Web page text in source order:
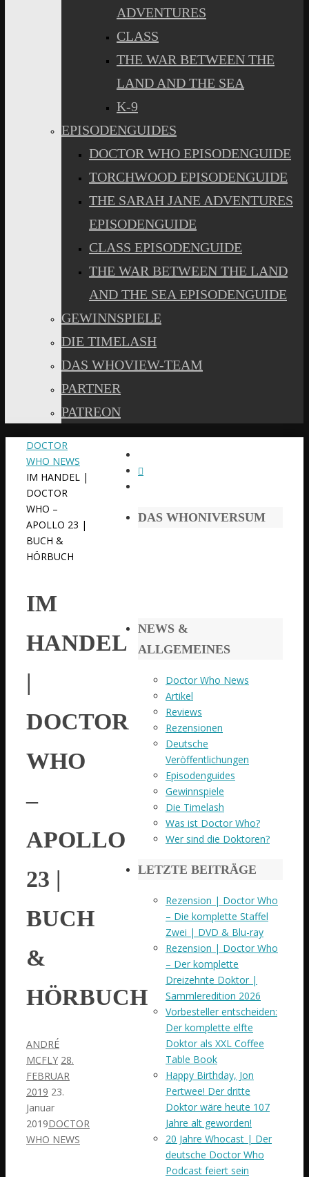
ADVENTURES
CLASS
THE WAR BETWEEN THE
LAND AND THE SEA
K-9
EPISODENGUIDES
DOCTOR WHO EPISODENGUIDE
TORCHWOOD EPISODENGUIDE
THE SARAH JANE ADVENTURES
EPISODENGUIDE
CLASS EPISODENGUIDE
THE WAR BETWEEN THE LAND
AND THE SEA EPISODENGUIDE
GEWINNSPIELE
DIE TIMELASH
DAS WHOVIEW-TEAM
PARTNER
PATREON
START
DOCTOR
WHO NEWS
IM HANDEL |
DOCTOR
WHO –
APOLLO 23 |
BUCH &
HÖRBUCH
IM
HANDEL
|
DOCTOR
WHO
–
APOLLO
23 |
BUCH
&
HÖRBUCH
ANDRÉ
MCFLY 28.
FEBRUAR
2019 23.
Januar
2019DOCTOR
WHO NEWS
DAS WHONIVERSUM
NEWS &
ALLGEMEINES
Doctor Who News
Artikel
Reviews
Rezensionen
Deutsche
Veröffentlichungen
Episodenguides
Gewinnspiele
Die Timelash
Was ist Doctor Who?
Wer sind die Doktoren?
LETZTE BEITRÄGE
Rezension | Doctor Who
– Die komplette Staffel
Zwei | DVD & Blu-ray
Rezension | Doctor Who
– Der komplette
Dreizehnte Doktor |
Sammleredition 2026
Vorbesteller entscheiden:
Der komplette elfte
Doktor als XXL Coffee
Table Book
Happy Birthday, Jon
Pertwee! Der dritte
Doktor wäre heute 107
Jahre alt geworden!
20 Jahre Whocast | Der
deutsche Doctor Who
Podcast feiert sein